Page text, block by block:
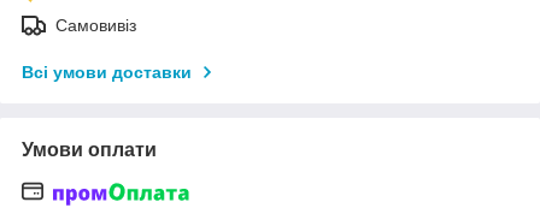
Самовивіз
Всі умови доставки
Умови оплати